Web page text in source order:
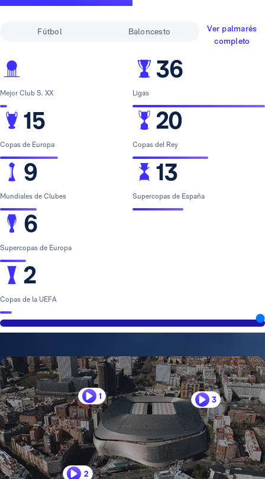
Fútbol Baloncesto
Ver palmarés
completo
Mejor Club S. XX
15
Copas de Europa
9
Mundiales de Clubes
6
Supercopas de Europa
2
Copas de la UEFA
36
Ligas
20
Copas del Rey
13
Supercopas de España
1
2
3